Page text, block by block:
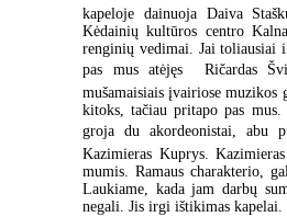
kapeloje dainuoja Daiva
Kėdainių kultūros centro
renginių vedimai. Jai toliausiai
pas mus atėjęs  Ričardas
mušamaisiais įvairiose muzikos
kitoks, tačiau pritapo pas
groja du akordeonistai, abu
Kazimieras Kuprys.
mumis. Ramaus charakterio,
Laukiame, kada jam darbų
negali. Jis irgi ištikimas